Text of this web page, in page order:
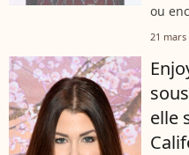
ou
la
21 mars
elle